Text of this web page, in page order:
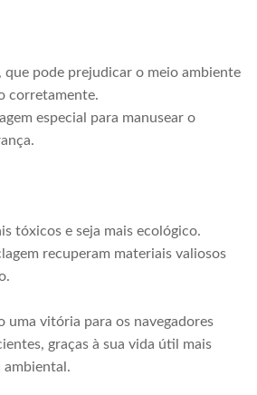
que pode prejudicar o meio ambiente
corretamente.
especial para manusear o
tóxicos e seja mais ecológico.
recuperam materiais valiosos
uma vitória para os navegadores
graças à sua vida útil mais
ambiental.